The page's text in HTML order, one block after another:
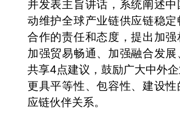
并发表主旨讲话，系统阐述
动维护全球产业链供应链稳
合作的责任和态度，提出加强
加强贸易畅通、加强融合发
共享4点建议，鼓励广大中外
更具平等性、包容性、建设
应链伙伴关系。